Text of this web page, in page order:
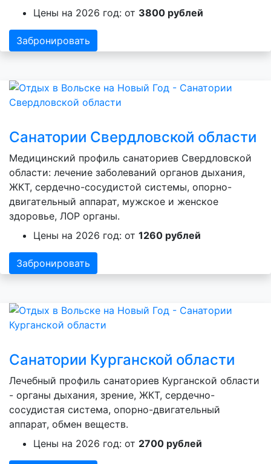
Цены на 2026 год: от 3800 рублей
Забронировать
Санатории Свердловской области
Медицинский профиль санаториев Свердловской
области: лечение заболеваний органов дыхания,
ЖКТ, сердечно-сосудистой системы, опорно-
двигательный аппарат, мужское и женское
здоровье, ЛОР органы.
Цены на 2026 год: от 1260 рублей
Забронировать
Санатории Курганской области
Лечебный профиль санаториев Курганской области
- органы дыхания, зрение, ЖКТ, сердечно-
сосудистая система, опорно-двигательный
аппарат, обмен веществ.
Цены на 2026 год: от 2700 рублей